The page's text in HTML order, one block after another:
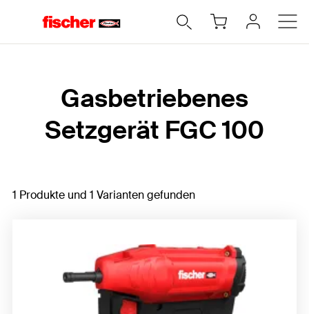
Gasbetriebenes
Setzgerät FGC 100
1 Produkte und 1 Varianten gefunden